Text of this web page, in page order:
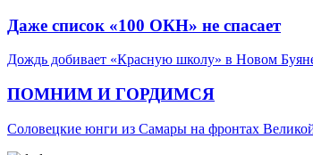
Даже список «100 ОКН» не спасает
Дождь добивает «Красную школу» в Новом
ПОМНИМ И ГОРДИМСЯ
Соловецкие юнги из Самары на фронтах